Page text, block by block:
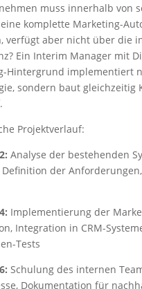
muss innerhalb von
komplette Marketing-
verfügt aber nicht über die
Ein Interim Manager mit
Hintergrund implementiert
sondern baut gleichzeitig
Projektverlauf:
Analyse der bestehenden
Definition der
Implementierung der
Integration in CRM-
Tests
Schulung des internen
Dokumentation für